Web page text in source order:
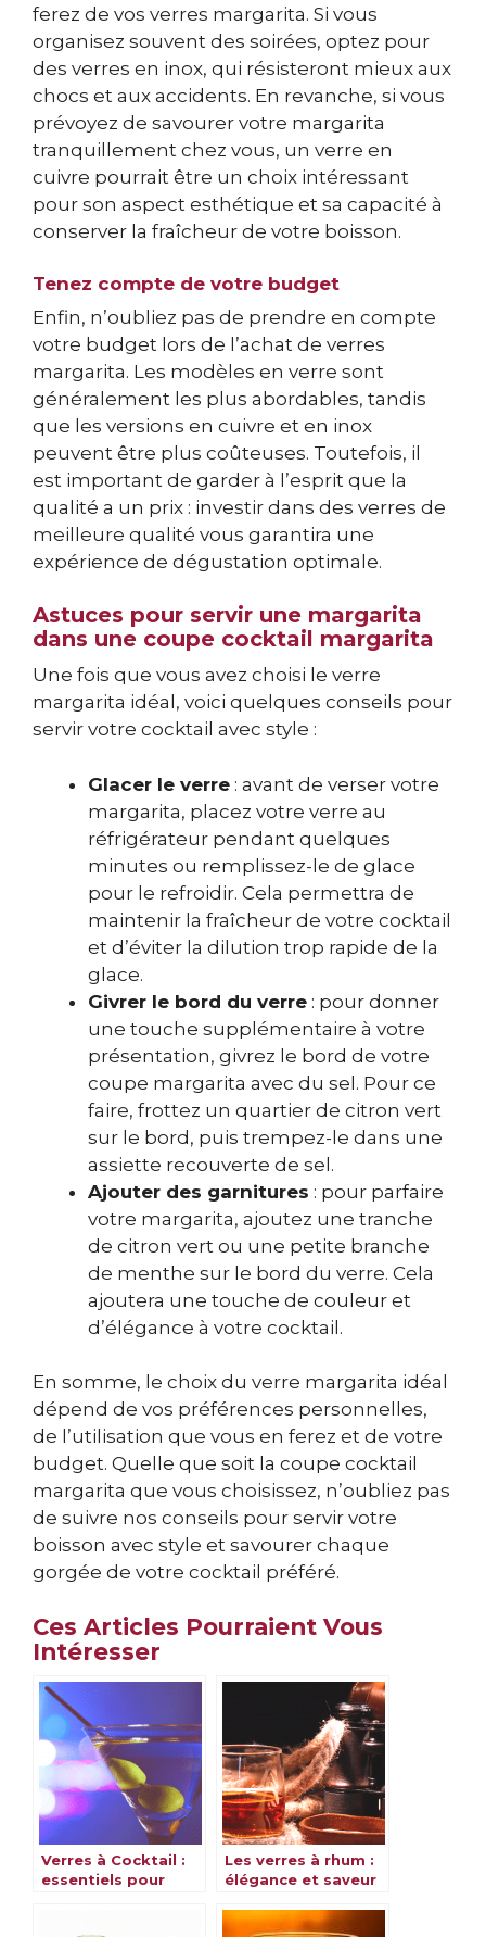
ferez de vos verres margarita. Si vous
organisez souvent des soirées, optez pour
des verres en inox, qui résisteront mieux aux
chocs et aux accidents. En revanche, si vous
prévoyez de savourer votre margarita
tranquillement chez vous, un verre en
cuivre pourrait être un choix intéressant
pour son aspect esthétique et sa capacité à
conserver la fraîcheur de votre boisson.
Tenez compte de votre budget
Enfin, n’oubliez pas de prendre en compte
votre budget lors de l’achat de verres
margarita. Les modèles en verre sont
généralement les plus abordables, tandis
que les versions en cuivre et en inox
peuvent être plus coûteuses. Toutefois, il
est important de garder à l’esprit que la
qualité a un prix : investir dans des verres de
meilleure qualité vous garantira une
expérience de dégustation optimale.
Astuces pour servir une margarita
dans une coupe cocktail margarita
Une fois que vous avez choisi le verre
margarita idéal, voici quelques conseils pour
servir votre cocktail avec style :
Glacer le verre : avant de verser votre
margarita, placez votre verre au
réfrigérateur pendant quelques
minutes ou remplissez-le de glace
pour le refroidir. Cela permettra de
maintenir la fraîcheur de votre cocktail
et d’éviter la dilution trop rapide de la
glace.
Givrer le bord du verre : pour donner
une touche supplémentaire à votre
présentation, givrez le bord de votre
coupe margarita avec du sel. Pour ce
faire, frottez un quartier de citron vert
sur le bord, puis trempez-le dans une
assiette recouverte de sel.
Ajouter des garnitures : pour parfaire
votre margarita, ajoutez une tranche
de citron vert ou une petite branche
de menthe sur le bord du verre. Cela
ajoutera une touche de couleur et
d’élégance à votre cocktail.
En somme, le choix du verre margarita idéal
dépend de vos préférences personnelles,
de l’utilisation que vous en ferez et de votre
budget. Quelle que soit la coupe cocktail
margarita que vous choisissez, n’oubliez pas
de suivre nos conseils pour servir votre
boisson avec style et savourer chaque
gorgée de votre cocktail préféré.
Ces Articles Pourraient Vous
Intéresser
Verres à Cocktail :
essentiels pour
Les verres à rhum :
élégance et saveur